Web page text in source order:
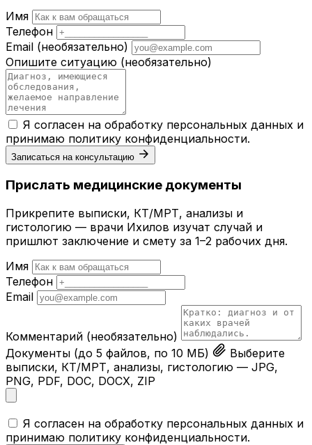
Имя
Телефон
Email (необязательно)
Опишите ситуацию (необязательно)
Я согласен на обработку персональных данных и
принимаю политику конфиденциальности.
Записаться на консультацию
Прислать медицинские документы
Прикрепите выписки, КТ/МРТ, анализы и
гистологию — врачи Ихилов изучат случай и
пришлют заключение и смету за 1–2 рабочих дня.
Имя
Телефон
Email
Комментарий (необязательно)
Документы (до 5 файлов, по 10 МБ)
Выберите
выписки, КТ/МРТ, анализы, гистологию — JPG,
PNG, PDF, DOC, DOCX, ZIP
Я согласен на обработку персональных данных и
принимаю политику конфиденциальности.